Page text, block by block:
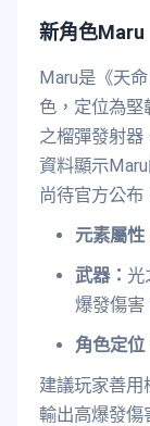
新角色Maru
Maru是《天
色，定位為堅
之榴彈發射器
資料顯示
尚待官方公布
元素屬性
武器： 光
爆發傷害
角色定位
建議玩家善用
輸出高爆發傷